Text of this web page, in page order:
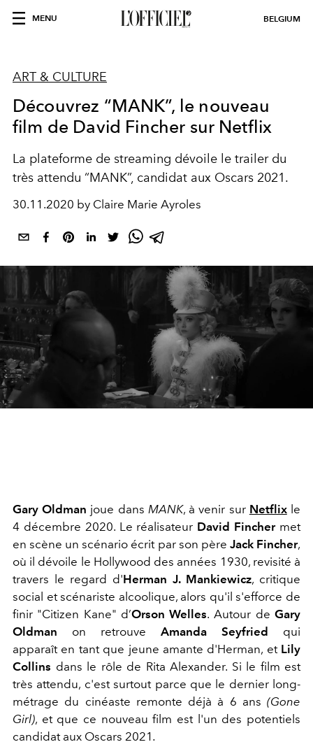
MENU BELGIUM
ART & CULTURE
Découvrez “MANK”, le nouveau
film de David Fincher sur Netflix
La plateforme de streaming dévoile le trailer du
très attendu “MANK”, candidat aux Oscars 2021.
30.11.2020 by Claire Marie Ayroles
Gary Oldman joue dans MANK, à venir sur Netflixle
4 décembre 2020. Le réalisateur David Fincher met
en scène un scénario écrit par son père Jack Fincher,
où il dévoile le Hollywood des années 1930, revisité à
travers le regard d'Herman J. Mankiewicz, critique
social et scénariste alcoolique, alors qu'il s'efforce de
finir "Citizen Kane" d’Orson Welles. Autour de Gary
Oldman on retrouve Amanda Seyfried qui
apparaît en tant que jeune amante d'Herman, et Lily
Collins dans le rôle de Rita Alexander. Si le film est
très attendu, c'est surtout parce que le dernier long-
métrage du cinéaste remonte déjà à 6 ans (Gone
Girl), et que ce nouveau film est l'un des potentiels
candidat aux Oscars 2021.